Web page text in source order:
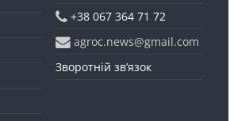
+38 067 364 71 72
agroc.news@gmail.com
Зворотній зв’язок